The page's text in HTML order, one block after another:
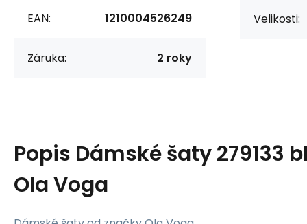
EAN: 1210004526249
Záruka: 2 roky
Velikosti:
Popis Dámské šaty 279133
Ola Voga